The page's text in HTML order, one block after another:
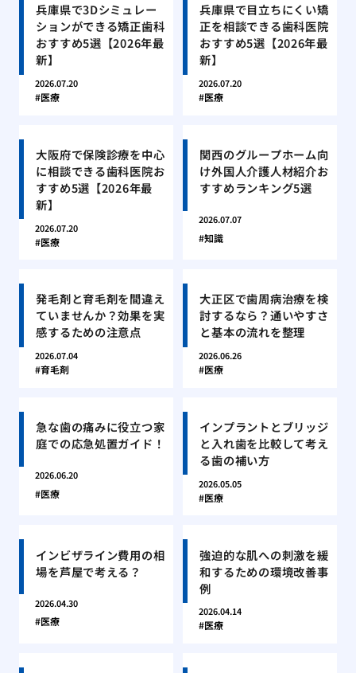
兵庫県で3Dシミュレー
ションができる矯正歯科
おすすめ5選【2026年最
新】
2026.07.20
医療
兵庫県で目立ちにくい矯
正を相談できる歯科医院
おすすめ5選【2026年最
新】
2026.07.20
医療
大阪府で保険診療を中心
に相談できる歯科医院お
すすめ5選【2026年最
新】
2026.07.20
医療
関西のグループホーム向
け外国人介護人材紹介お
すすめランキング5選
2026.07.07
知識
発毛剤と育毛剤を間違え
ていませんか？効果を実
感するための注意点
2026.07.04
育毛剤
大正区で歯周病治療を検
討するなら？通いやすさ
と基本の流れを整理
2026.06.26
医療
急な歯の痛みに役立つ家
庭での応急処置ガイド！
2026.06.20
医療
インプラントとブリッジ
と入れ歯を比較して考え
る歯の補い方
2026.05.05
医療
インビザライン費用の相
場を芦屋で考える？
2026.04.30
医療
強迫的な肌への刺激を緩
和するための環境改善事
例
2026.04.14
医療